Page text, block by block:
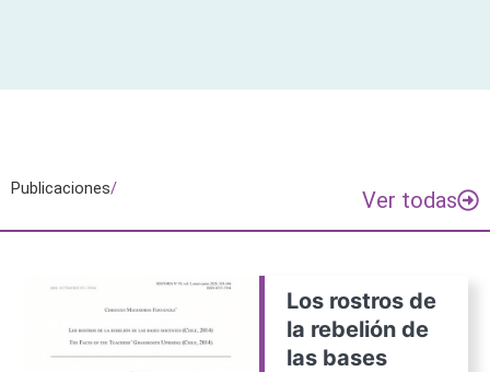
Publicaciones/ Ver todas
Los rostros de
la rebelión de
las bases